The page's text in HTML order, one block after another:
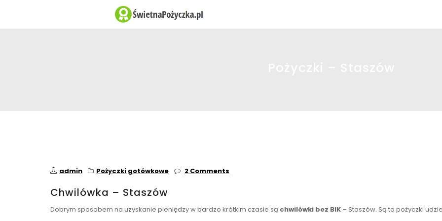
admin Pożyczki gotówkowe 2 Comments
Chwilówka – Staszów
Dobrym sposobem na uzyskanie pieniędzy w bardzo krótkim czasie są chwilówki bez BIK – Staszów. Są to pożyczki